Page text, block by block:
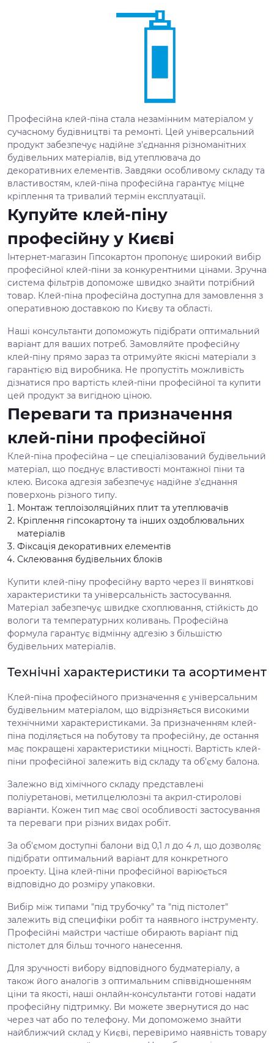
Професійна клей-піна стала незамінним матеріалом у
сучасному будівництві та ремонті. Цей універсальний
продукт забезпечує надійне з'єднання різноманітних
будівельних матеріалів, від утеплювача до
декоративних елементів. Завдяки особливому складу та
властивостям, клей-піна професійна гарантує міцне
кріплення та тривалий термін експлуатації.
Купуйте клей-піну
професійну у Києві
Інтернет-магазин Гіпсокартон пропонує широкий вибір
професійної клей-піни за конкурентними цінами. Зручна
система фільтрів допоможе швидко знайти потрібний
товар. Клей-піна професійна доступна для замовлення з
оперативною доставкою по Києву та області.
Наші консультанти допоможуть підібрати оптимальний
варіант для ваших потреб. Замовляйте професійну
клей-піну прямо зараз та отримуйте якісні матеріали з
гарантією від виробника. Не пропустіть можливість
дізнатися про вартість клей-піни професійної та купити
цей продукт за вигідною ціною.
Переваги та призначення
клей-піни професійної
Клей-піна професійна – це спеціалізований будівельний
матеріал, що поєднує властивості монтажної піни та
клею. Висока адгезія забезпечує надійне з'єднання
поверхонь різного типу.
Монтаж теплоізоляційних плит та утеплювачів
Кріплення гіпсокартону та інших оздоблювальних
матеріалів
Фіксація декоративних елементів
Склеювання будівельних блоків
Купити клей-піну професійну варто через її виняткові
характеристики та універсальність застосування.
Матеріал забезпечує швидке схоплювання, стійкість до
вологи та температурних коливань. Професійна
формула гарантує відмінну адгезію з більшістю
будівельних матеріалів.
Технічні характеристики та асортимент
Клей-піна професійного призначення є універсальним
будівельним матеріалом, що відрізняється високими
технічними характеристиками. За призначенням клей-
піна поділяється на побутову та професійну, де остання
має покращені характеристики міцності. Вартість клей-
піни професійної залежить від складу та об'єму балона.
Залежно від хімічного складу представлені
поліуретанові, метилцелюлозні та акрил-стиролові
варіанти. Кожен тип має свої особливості застосування
та переваги при різних видах робіт.
За об'ємом доступні балони від 0,1 л до 4 л, що дозволяє
підібрати оптимальний варіант для конкретного
проекту. Ціна клей-піни професійної варіюється
відповідно до розміру упаковки.
Вибір між типами "під трубочку" та "під пістолет"
залежить від специфіки робіт та наявного інструменту.
Професійні майстри частіше обирають варіант під
пістолет для більш точного нанесення.
Для зручності вибору відповідного будматеріалу, а
також його аналогів з оптимальним співвідношенням
ціни та якості, наші онлайн-консультанти готові надати
професійну підтримку. Ви можете звернутися до нас
через чат або по телефону. Ми допоможемо знайти
найближчий склад у Києві, перевіримо наявність товару